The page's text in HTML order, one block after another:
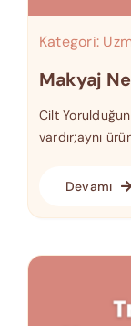
Kategori:
Makyaj
Cilt
vardır;aynı
Devamı